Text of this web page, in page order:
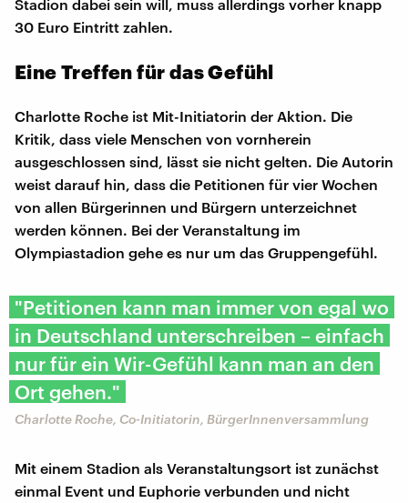
Stadion dabei sein will, muss allerdings vorher knapp
30 Euro Eintritt zahlen.
Eine Treffen für das Gefühl
Charlotte Roche ist Mit-Initiatorin der Aktion. Die
Kritik, dass viele Menschen von vornherein
ausgeschlossen sind, lässt sie nicht gelten. Die Autorin
weist darauf hin, dass die Petitionen für vier Wochen
von allen Bürgerinnen und Bürgern unterzeichnet
werden können. Bei der Veranstaltung im
Olympiastadion gehe es nur um das Gruppengefühl.
"Petitionen kann man immer von egal wo
in Deutschland unterschreiben – einfach
nur für ein Wir-Gefühl kann man an den
Ort gehen."
Charlotte Roche, Co-Initiatorin, BürgerInnenversammlung
Mit einem Stadion als Veranstaltungsort ist zunächst
einmal Event und Euphorie verbunden und nicht